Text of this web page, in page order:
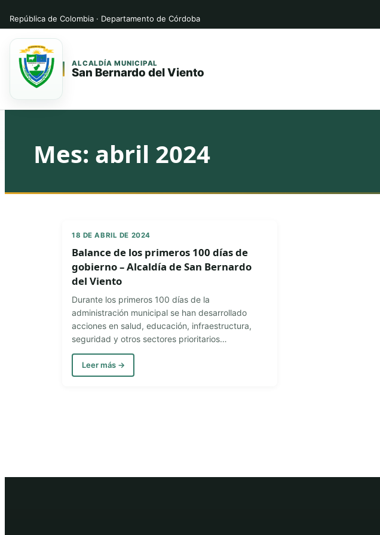
Saltar
principal
Saltar
República de Colombia · Departamento de Córdoba
ALCALDÍA MUNICIPAL
San Bernardo del Viento
Mes: abril 2024
18 DE ABRIL DE 2024
Balance de los primeros 100 días de
gobierno – Alcaldía de San Bernardo
del Viento
Durante los primeros 100 días de la
administración municipal se han desarrollado
acciones en salud, educación, infraestructura,
seguridad y otros sectores prioritarios…
Leer más →